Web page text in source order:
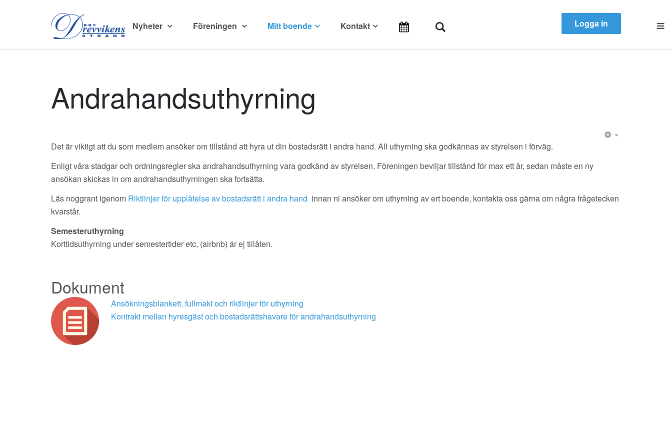
Nyheter Föreningen Mitt boende Kontakt Logga in
Andrahandsuthyrning
Det är viktigt att du som medlem ansöker om tillstånd att hyra ut din bostadsrätt i andra hand. All uthyrning ska godkännas av styrelsen i förväg.
Enligt våra stadgar och ordningsregler ska andrahandsuthyrning vara godkänd av styrelsen. Föreningen beviljar tillstånd för max ett år, sedan måste en ny
ansökan skickas in om andrahandsuthyrningen ska fortsätta.
Läs noggrant igenom Riktlinjer för upplåtelse av bostadsrätt i andra hand innan ni ansöker om uthyrning av ert boende, kontakta oss gärna om några frågetecken
kvarstår.
Semesteruthyrning
Korttidsuthyrning under semestertider etc, (airbnb) är ej tillåten.
Dokument
Ansökningsblankett, fullmakt och riktlinjer för uthyrning
Kontrakt mellan hyresgäst och bostadsrättshavare för andrahandsuthyrning